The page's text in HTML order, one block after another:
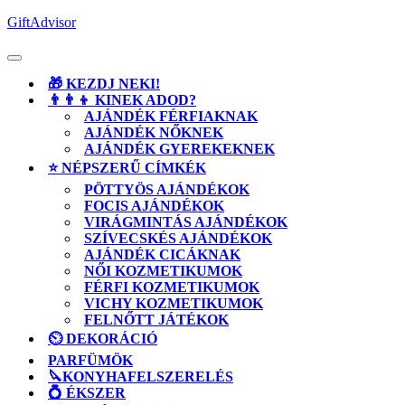
Skip
content
GiftAdvisor
Open
🎁 KEZDJ NEKI!
👨‍👨‍👦 KINEK ADOD?
AJÁNDÉK FÉRFIAKNAK
AJÁNDÉK NŐKNEK
AJÁNDÉK GYEREKEKNEK
⭐ NÉPSZERŰ CÍMKÉK
PÖTTYÖS AJÁNDÉKOK
FOCIS AJÁNDÉKOK
VIRÁGMINTÁS AJÁNDÉKOK
SZÍVECSKÉS AJÁNDÉKOK
AJÁNDÉK CICÁKNAK
NŐI KOZMETIKUMOK
FÉRFI KOZMETIKUMOK
VICHY KOZMETIKUMOK
FELNŐTT JÁTÉKOK
⏲️ DEKORÁCIÓ
PARFÜMÖK
🔪KONYHAFELSZERELÉS
💍 ÉKSZER